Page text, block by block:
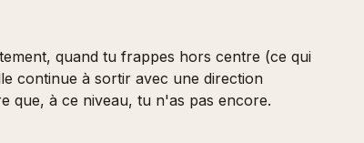
quand tu frappes hors centre (ce qui
continue à sortir avec une direction
que, à ce niveau, tu n'as pas encore.